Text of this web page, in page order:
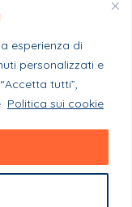
esperienza di
personalizzati e
tutti”,
Politica sui cookie